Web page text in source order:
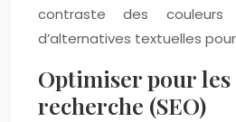
contraste des
d’alternatives textuelles
Optimiser pour
recherche (SEO)